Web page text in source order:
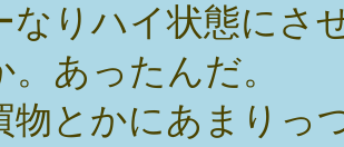
なりハイ状態にさ
。あったんだ。
物とかにあまりっ